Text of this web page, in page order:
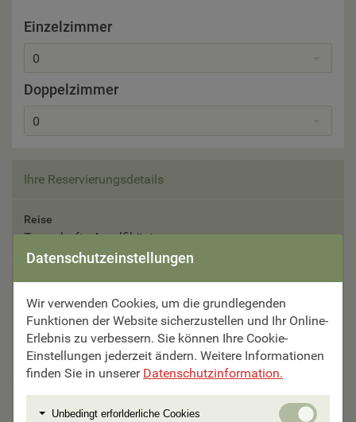
Einzelzimmer
0
Doppelzimmer
0
Ihre Reservierungsdetails
Reise
Traumhafte Amalfiküste
Bitte auswählen
Teilnehmer
Bitte auswählen
Unterbringung
Bitte auswählen
Datenschutzeinstellungen
Wir verwenden Cookies, um die grundlegenden
Funktionen der Website sicherzustellen und Ihr Online-
Erlebnis zu verbessern. Sie können Ihre Cookie-
Einstellungen jederzeit ändern. Weitere Informationen
finden Sie in unserer Datenschutzinformation.
Unbedingt erforlderliche Cookies